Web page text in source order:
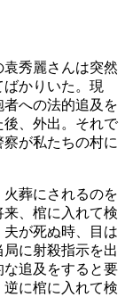
秀麗さんは突然
かりいた。現
への法的追及を
、外出。それで
が私たちの村に
葬にされるのを
、棺に入れて検
が死ぬ時、目は
に射殺指示を出
な追及をすると要
に棺に入れて検